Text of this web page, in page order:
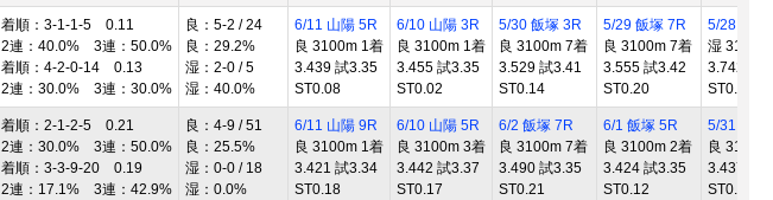
着順：3-1-1-5 0.11
2連：40.0% 3連：50.0%
着順：4-2-0-14 0.13
2連：30.0% 3連：30.0%
良：5-2 / 24
良：29.2%
湿：2-0 / 5
湿：40.0%
6/11 山陽 5R
良 3100m 1着
3.439 試3.35
ST0.08
6/10 山陽 3R
良 3100m 1着
3.455 試3.35
ST0.02
5/30 飯塚 3R
良 3100m 7着
3.529 試3.41
ST0.14
5/29 飯塚 7R
良 3100m 7着
3.555 試3.42
ST0.20
5/28 飯塚
湿
3.742 試
ST0.14
着順：2-1-2-5 0.21
2連：30.0% 3連：50.0%
着順：3-3-9-20 0.19
2連：17.1% 3連：42.9%
良：4-9 / 51
良：25.5%
湿：0-0 / 18
湿：0.0%
6/11 山陽 9R
良 3100m 1着
3.421 試3.34
ST0.18
6/10 山陽 5R
良 3100m 3着
3.442 試3.37
ST0.17
6/2 飯塚 7R
良 3100m 7着
3.490 試3.35
ST0.21
6/1 飯塚 5R
良 3100m 2着
3.424 試3.35
ST0.12
5/31 飯塚
良
3.437 試
ST0.22